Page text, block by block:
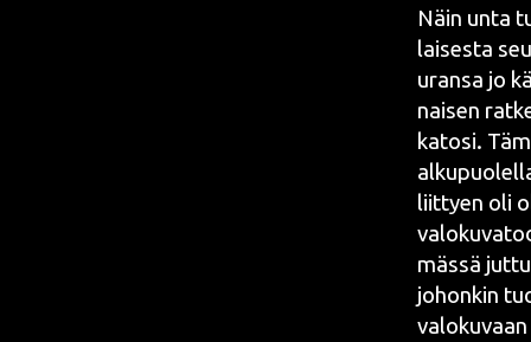
Näin unta
lai­ses­ta
uran­sa jo
nai­sen
kato­si.
liit­tyen oli
mäs­sä
johon­kin